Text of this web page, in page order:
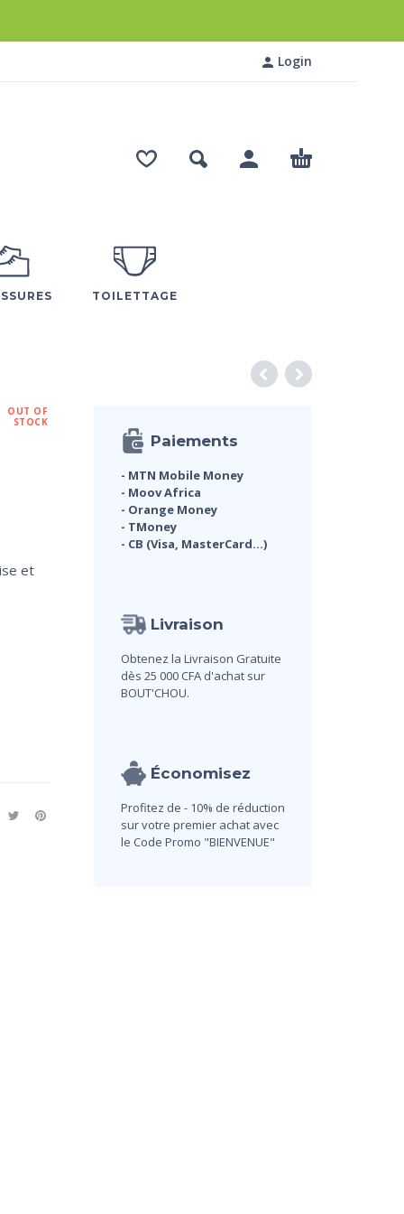
Login
TOILETTAGE
OUT OF
STOCK
et
Paiements
- MTN Mobile Money
- Moov Africa
- Orange Money
- TMoney
- CB (Visa, MasterCard...)
Livraison
Obtenez la Livraison Gratuite
dès 25 000 CFA d'achat sur
BOUT'CHOU.
Économisez
Profitez de - 10% de réduction
sur votre premier achat avec
le Code Promo "BIENVENUE"